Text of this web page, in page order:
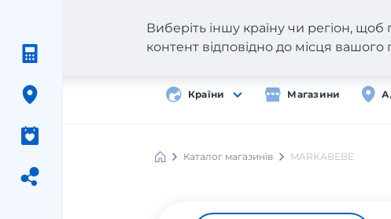
Країни Магазини
Виберіть іншу країну чи регіон, щоб
контент відповідно до місця
Каталог магазинів MARKABEBE